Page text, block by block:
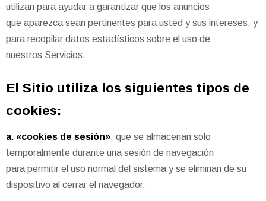
utilizan para ayudar a garantizar que los anuncios
que aparezca sean pertinentes para usted y sus intereses, y
para recopilar datos estadísticos sobre el uso de
nuestros Servicios.
El Sitio utiliza los siguientes tipos de
cookies:
a. «cookies de sesión», que se almacenan solo
temporalmente durante una sesión de navegación
para permitir el uso normal del sistema y se eliminan de su
dispositivo al cerrar el navegador.